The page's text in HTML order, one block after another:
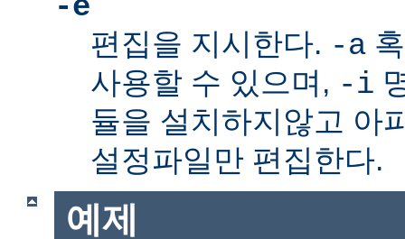
-e
편집을 지시한다. -a
사용할 수 있으며, -i
듈을 설치하지않고 아
설정파일만 편집한다.
예제